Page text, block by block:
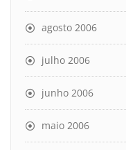
agosto 2006
julho 2006
junho 2006
maio 2006